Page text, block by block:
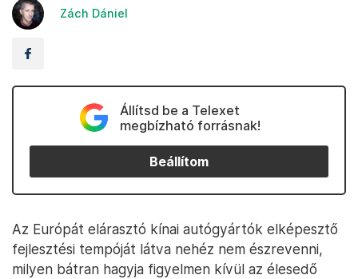
Zách Dániel
Állítsd be a Telexet
megbízható forrásnak!
Beállítom
Az Európát elárasztó kínai autógyártók elképesztő
fejlesztési tempóját látva nehéz nem észrevenni,
milyen bátran hagyja figyelmen kívül az élesedő